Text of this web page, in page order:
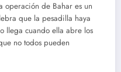
operación de Bahar es un
que la pesadilla haya
llega cuando ella abre los
no todos pueden